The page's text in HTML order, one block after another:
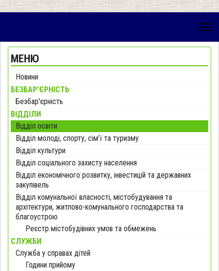
МЕНЮ
Новини
БЕЗБАР'ЄРНІСТЬ
Безбар'єрність
ВІДДІЛИ
Відділ освіти
Відділ молоді, спорту, сім’ї та туризму
Відділ культури
Відділ соціального захисту населення
Відділ економічного розвитку, інвестицій та державних
закупівель
Відділ комунальної власності, містобудування та
архітектури, житлово-комунального господарства та
благоустрою
Реєстр містобудівних умов та обмежень
СЛУЖБИ
Служба у справах дітей
Години прийому